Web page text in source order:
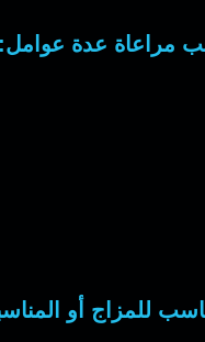
مراعاة عدة عوامل:
للمزاج أو